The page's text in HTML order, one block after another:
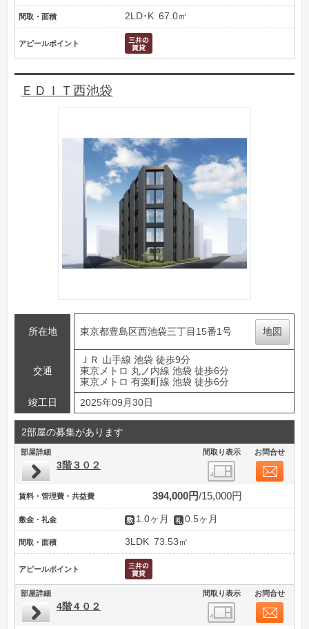
間取・面積 2LD･K 67.0㎡
アピールポイント
ＥＤＩＴ西池袋
所在地 東京都豊島区西池袋三丁目15番1号 地図
交通
ＪＲ 山手線 池袋 徒歩9分
東京メトロ 丸ノ内線 池袋 徒歩6分
東京メトロ 有楽町線 池袋 徒歩6分
竣工日
2025年09月30日
2部屋の募集があります
部屋詳細 間取り表示 お問合せ
3階３０２
賃料・管理費・共益費 394,000円 15,000円
敷金・礼金 1.0ヶ月 0.5ヶ月
間取・面積 3LDK 73.53㎡
アピールポイント
部屋詳細 間取り表示 お問合せ
4階４０２